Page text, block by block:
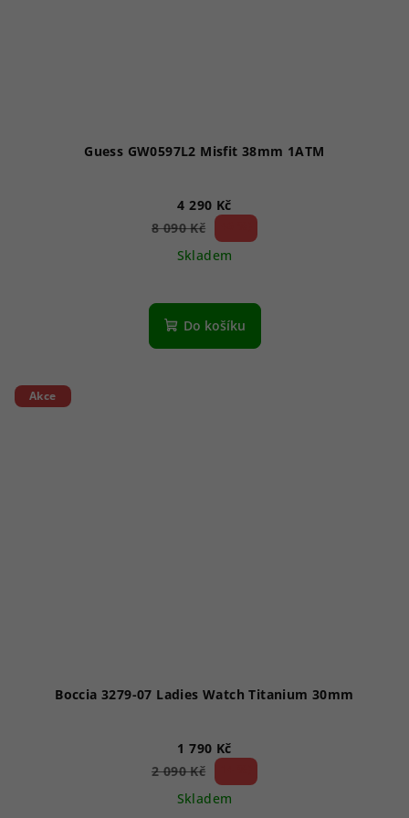
Guess GW0597L2 Misfit 38mm 1ATM
4 290 Kč
8 090 Kč
Skladem
Do košíku
Akce
Boccia 3279-07 Ladies Watch Titanium 30mm
1 790 Kč
2 090 Kč
Skladem